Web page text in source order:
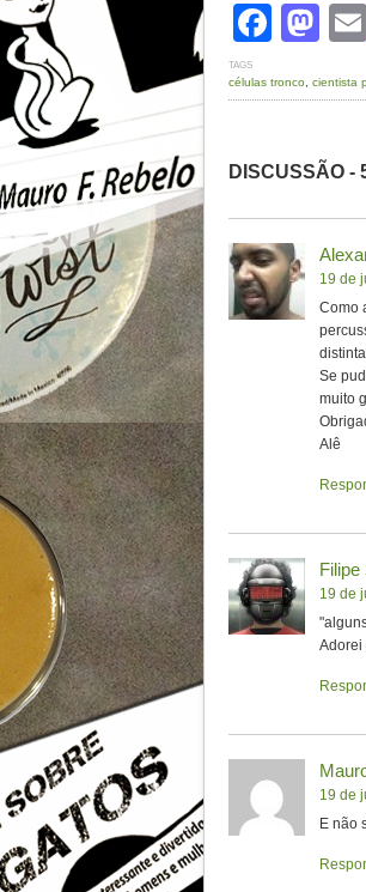
TAGS
células tronco cientista
DISCUSSÃO -
19 de
Como
Se
muito
Alê
Filipe
19 de
Adorei
19 de
E não